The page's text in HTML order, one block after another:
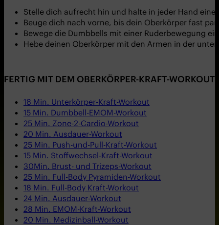
Stelle dich aufrecht hin und halte in jeder Hand
Beuge dich nach vorne, bis dein Oberkörper fast
Bewege die Dumbbells mit einer Ruderbewegung
Hebe deinen Oberkörper mit den Armen in der
FERTIG MIT DEM OBERKÖRPER-KRAFT-
18 Min. Unterkörper-Kraft-Workout
15 Min. Dumbbell-EMOM-Workout
25 Min. Zone-2-Cardio-Workout
20 Min. Ausdauer-Workout
25 Min. Push-und-Pull-Kraft-Workout
15 Min. Stoffwechsel-Kraft-Workout
30Min. Brust- und Trizeps-Workout
25 Min. Full-Body Pyramiden-Workout
18 Min. Full-Body Kraft-Workout
24 Min. Ausdauer-Workout
28 Min. EMOM-Kraft-Workout
20 Min. Medizinball-Workout